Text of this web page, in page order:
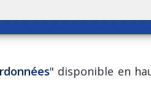
" disponible en